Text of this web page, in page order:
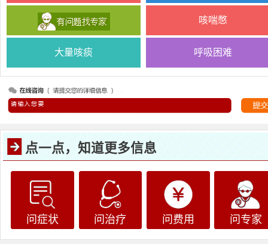
咳喘憋
呼吸困难
大量咳痰
点一点，知道更多信息
问症状 问治疗 问费用 问专家